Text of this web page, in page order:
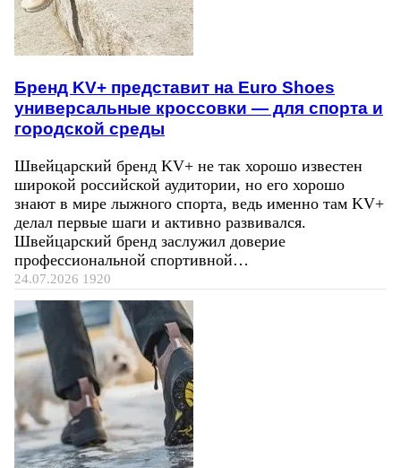
Бренд KV+ представит на Euro Shoes
универсальные кроссовки — для спорта и
городской среды
Швейцарский бренд KV+ не так хорошо известен
широкой российской аудитории, но его хорошо
знают в мире лыжного спорта, ведь именно там KV+
делал первые шаги и активно развивался.
Швейцарский бренд заслужил доверие
профессиональной спортивной…
24.07.2026 1920